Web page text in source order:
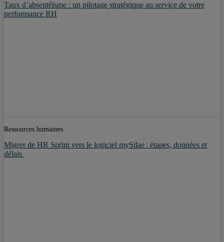
Taux d’absentéisme : un pilotage stratégique au service de votre
performance RH
Ressources humaines
Migrer de HR Sprint vers le logiciel mySilae : étapes, données et
délais